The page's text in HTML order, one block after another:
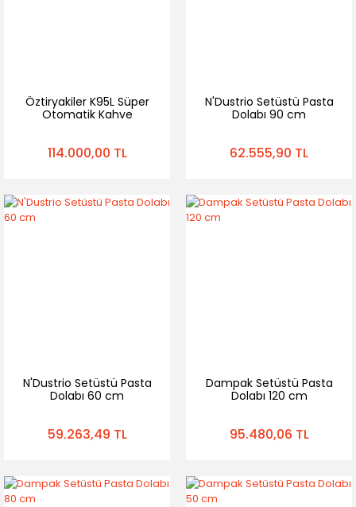
Öztiryakiler K95L Süper
Otomatik Kahve
114.000,00 TL
N'Dustrio Setüstü Pasta
Dolabı 90 cm
62.555,90 TL
N'Dustrio Setüstü Pasta
Dolabı 60 cm
59.263,49 TL
Dampak Setüstü Pasta
Dolabı 120 cm
95.480,06 TL